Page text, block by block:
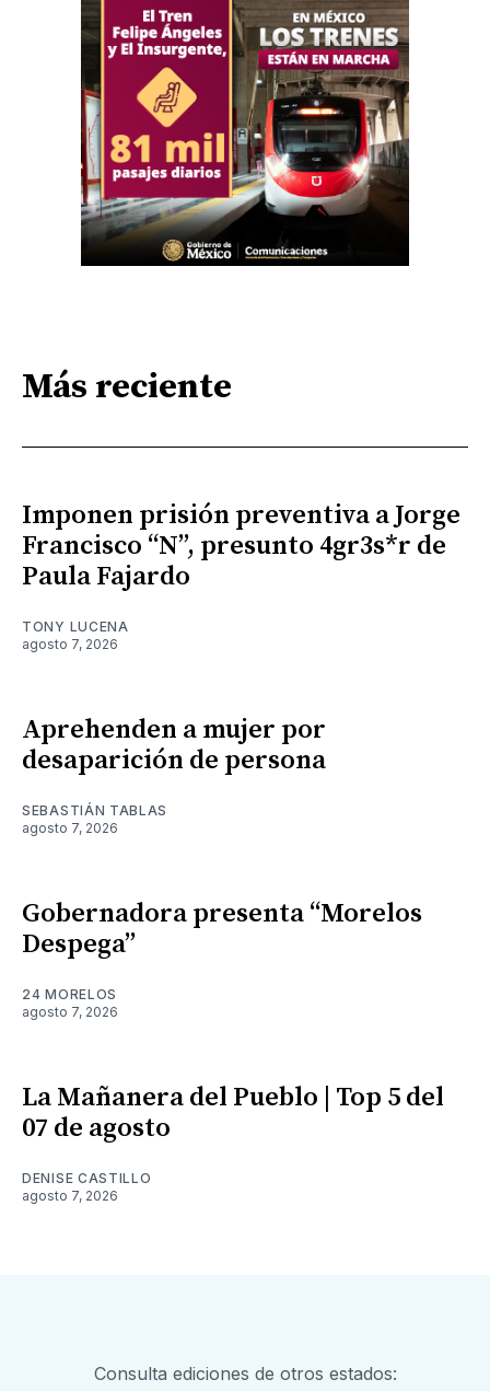
Más reciente
Imponen prisión preventiva a Jorge
Francisco “N”, presunto 4gr3s*r de
Paula Fajardo
TONY LUCENA
agosto 7, 2026
Aprehenden a mujer por
desaparición de persona
SEBASTIÁN TABLAS
agosto 7, 2026
Gobernadora presenta “Morelos
Despega”
24 MORELOS
agosto 7, 2026
La Mañanera del Pueblo | Top 5 del
07 de agosto
DENISE CASTILLO
agosto 7, 2026
Consulta ediciones de otros estados: